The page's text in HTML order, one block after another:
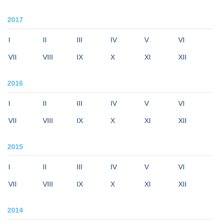
2017
I II III IV V VI
VII VIII IX X XI XII
2016
I II III IV V VI
VII VIII IX X XI XII
2015
I II III IV V VI
VII VIII IX X XI XII
2014